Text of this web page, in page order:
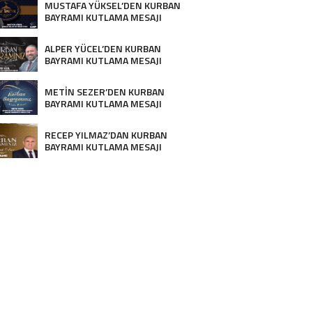
MUSTAFA YÜKSEL’DEN KURBAN
BAYRAMI KUTLAMA MESAJI
ALPER YÜCEL’DEN KURBAN
BAYRAMI KUTLAMA MESAJI
METİN SEZER’DEN KURBAN
BAYRAMI KUTLAMA MESAJI
RECEP YILMAZ’DAN KURBAN
BAYRAMI KUTLAMA MESAJI